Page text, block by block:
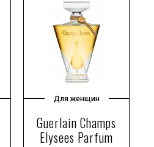
Для женщин
Guerlain Champs
Elysees Parfum